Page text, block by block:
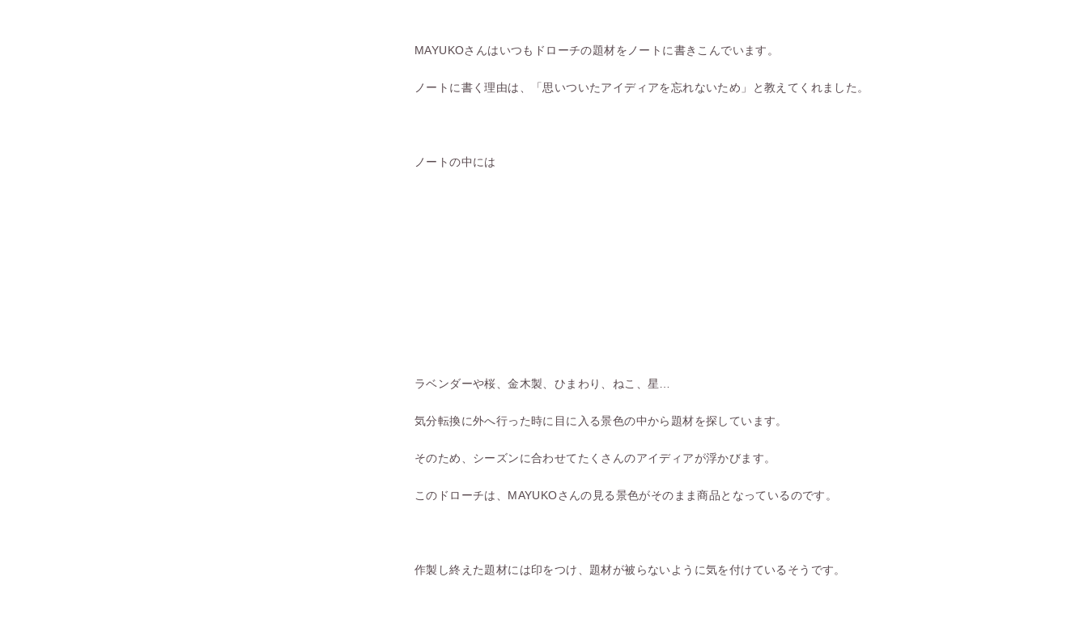
MAYUKOさんはいつもドローチの題材をノートに書きこんでいます。
ノートに書く理由は、「思いついたアイディアを忘れないため」と教えてくれました。
ノートの中には
ラベンダーや桜、金木製、ひまわり、ねこ、星…
気分転換に外へ行った時に目に入る景色の中から題材を探しています。
そのため、シーズンに合わせてたくさんのアイディアが浮かびます。
このドローチは、MAYUKOさんの見る景色がそのまま商品となっているのです。
作製し終えた題材には印をつけ、題材が被らないように気を付けているそうです。